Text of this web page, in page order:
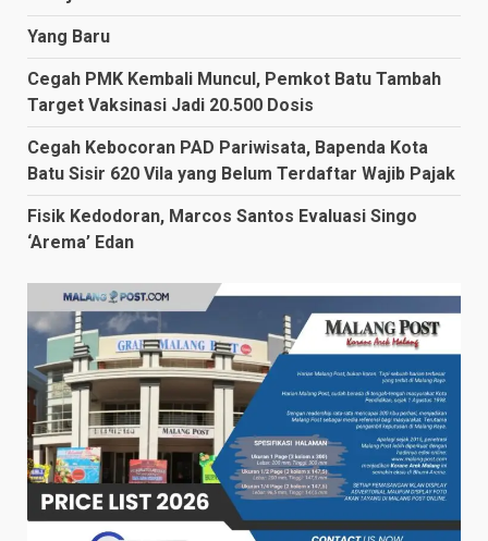
Yang Baru
Cegah PMK Kembali Muncul, Pemkot Batu Tambah
Target Vaksinasi Jadi 20.500 Dosis
Cegah Kebocoran PAD Pariwisata, Bapenda Kota
Batu Sisir 620 Vila yang Belum Terdaftar Wajib Pajak
Fisik Kedodoran, Marcos Santos Evaluasi Singo
‘Arema’ Edan